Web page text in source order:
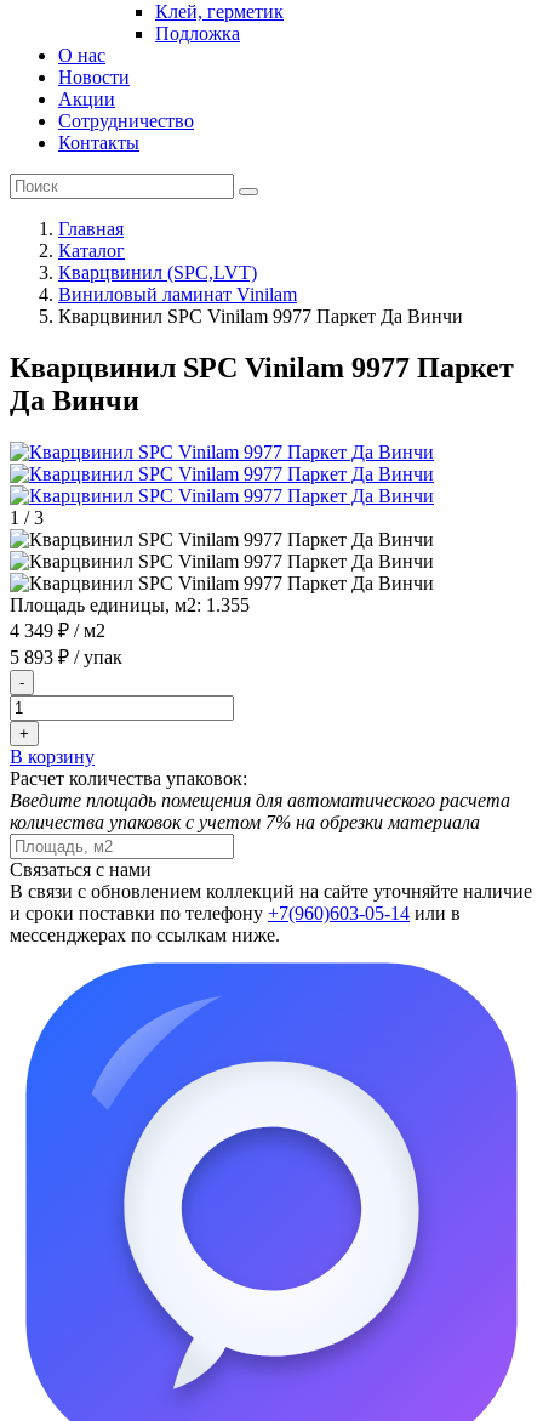
Клей, герметик
Подложка
О нас
Новости
Акции
Сотрудничество
Контакты
Главная
Каталог
Кварцвинил (SPC,LVT)
Виниловый ламинат Vinilam
Кварцвинил SPC Vinilam 9977 Паркет Да Винчи
Кварцвинил SPC Vinilam 9977 Паркет
Да Винчи
1 /3
Площадь единицы, м2: 1.355
4 349 ₽ / м2
5 893 ₽ / упак
-
+
В корзину
Расчет количества упаковок:
Введите площадь помещения для автоматического расчета
количества упаковок с учетом 7% на обрезки материала
Связаться с нами
В связи с обновлением коллекций на сайте уточняйте наличие
и сроки поставки по телефону +7(960)603-05-14 или в
мессенджерах по ссылкам ниже.